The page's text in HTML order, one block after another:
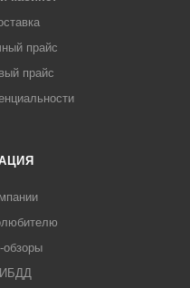
прайс
прайс
обзоры